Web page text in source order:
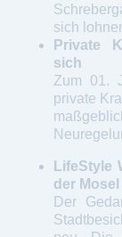
sich
Private
sich
Zum 01.
private
LifeStyle
der Mosel
Der